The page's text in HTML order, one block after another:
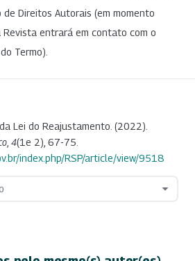
de Direitos Autorais (em momento
entrará em contato com o
Termo).
Lei do Reajustamento. (2022).
4(1e 2), 67-75.
index.php/RSP/article/view/9518